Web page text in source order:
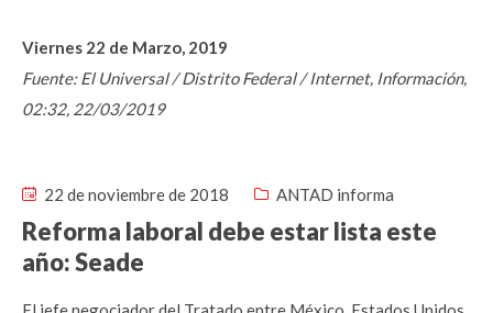
Viernes 22 de Marzo, 2019
Fuente: El Universal / Distrito Federal / Internet, Información,
02:32, 22/03/2019
22 de noviembre de 2018 ANTAD informa
Reforma laboral debe estar lista este
año: Seade